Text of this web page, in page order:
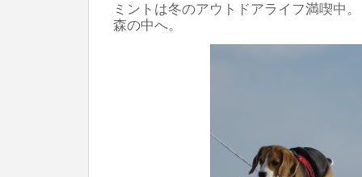
ミントは冬のアウトドアライフ満喫中
森の中へ。